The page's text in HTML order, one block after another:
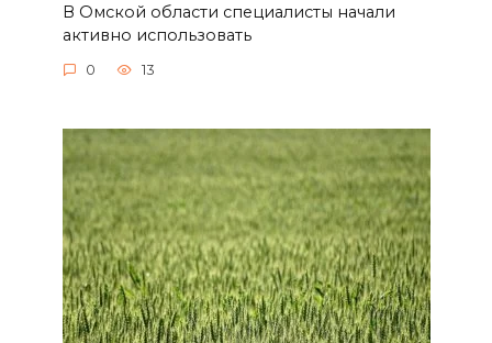
В Омской области специалисты начали
активно использовать
0 13